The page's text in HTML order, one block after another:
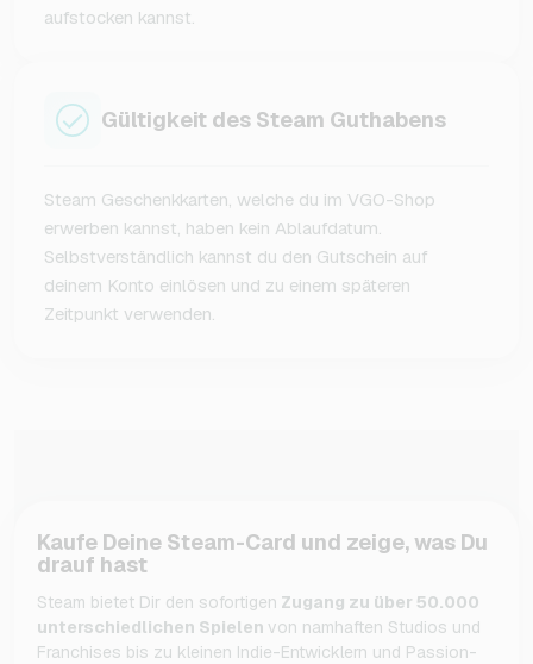
aufstocken kannst.
Gültigkeit des Steam Guthabens
Steam Geschenkkarten, welche du im VGO-Shop
erwerben kannst, haben kein Ablaufdatum.
Selbstverständlich kannst du den Gutschein auf
deinem Konto einlösen und zu einem späteren
Zeitpunkt verwenden.
Kaufe Deine Steam-Card und zeige, was Du
drauf hast
Steam bietet Dir den sofortigen Zugang zu über 50.000
unterschiedlichen Spielen von namhaften Studios und
Franchises bis zu kleinen Indie-Entwicklern und Passion-